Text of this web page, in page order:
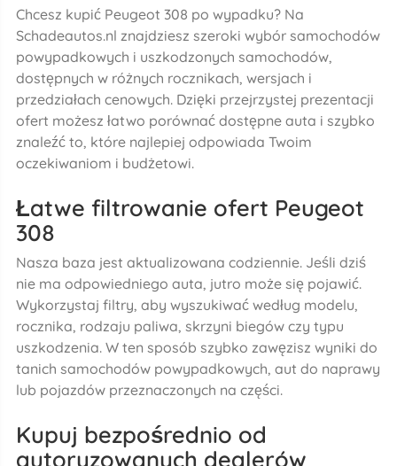
Chcesz kupić Peugeot 308 po wypadku? Na
Schadeautos.nl znajdziesz szeroki wybór samochodów
powypadkowych i uszkodzonych samochodów,
dostępnych w różnych rocznikach, wersjach i
przedziałach cenowych. Dzięki przejrzystej prezentacji
ofert możesz łatwo porównać dostępne auta i szybko
znaleźć to, które najlepiej odpowiada Twoim
oczekiwaniom i budżetowi.
Łatwe filtrowanie ofert Peugeot
308
Nasza baza jest aktualizowana codziennie. Jeśli dziś
nie ma odpowiedniego auta, jutro może się pojawić.
Wykorzystaj filtry, aby wyszukiwać według modelu,
rocznika, rodzaju paliwa, skrzyni biegów czy typu
uszkodzenia. W ten sposób szybko zawęzisz wyniki do
tanich samochodów powypadkowych, aut do naprawy
lub pojazdów przeznaczonych na części.
Kupuj bezpośrednio od
autoryzowanych dealerów